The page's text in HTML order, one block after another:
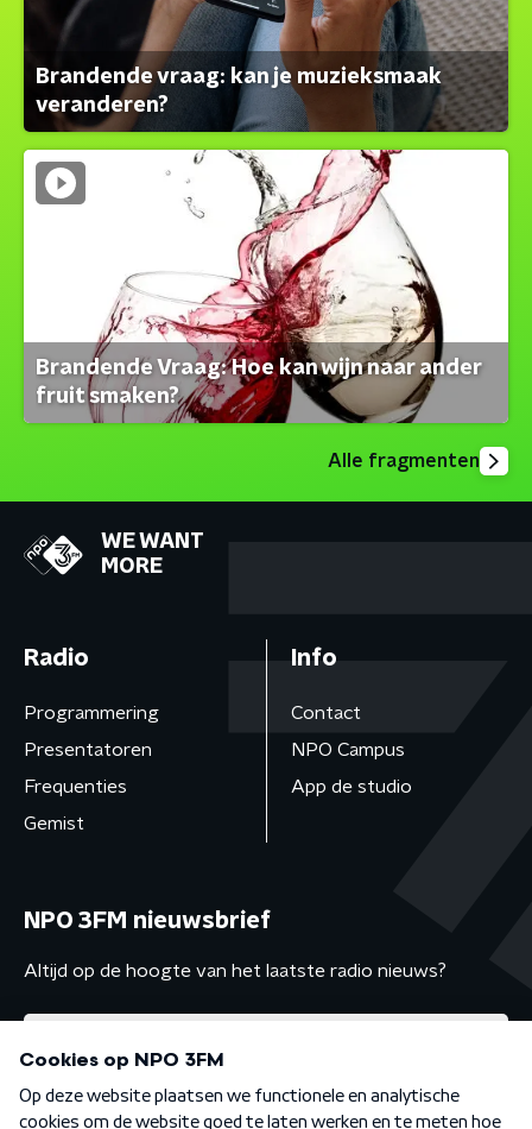
Brandende vraag: kan je muzieksmaak
veranderen?
Brandende Vraag: Hoe kan wijn naar ander
fruit smaken?
Alle fragmenten
WE WANT
MORE
Radio
Programmering
Presentatoren
Frequenties
Gemist
Info
Contact
NPO Campus
App de studio
NPO 3FM nieuwsbrief
Altijd op de hoogte van het laatste radio nieuws?